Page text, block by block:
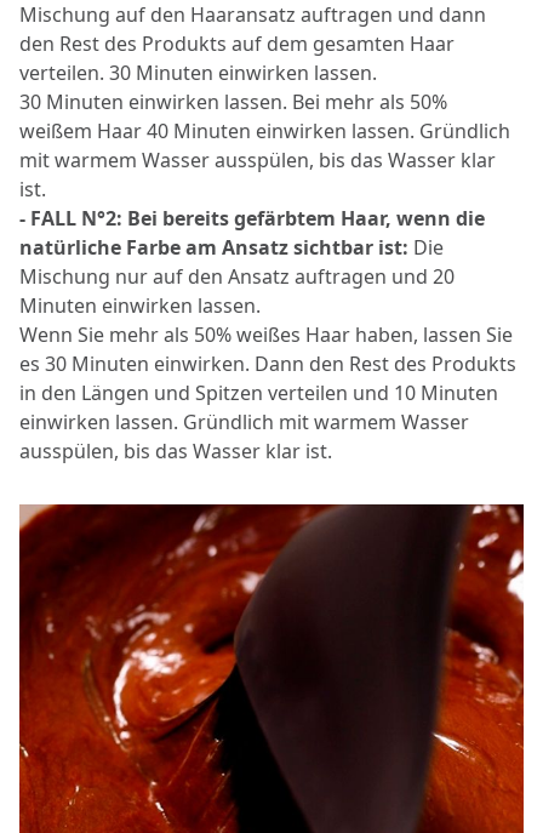
Mischung auf den Haaransatz auftragen und dann
den Rest des Produkts auf dem gesamten Haar
verteilen. 30 Minuten einwirken lassen.
30 Minuten einwirken lassen. Bei mehr als 50%
weißem Haar 40 Minuten einwirken lassen. Gründlich
mit warmem Wasser ausspülen, bis das Wasser klar
ist.
- FALL N°2: Bei bereits gefärbtem Haar, wenn die
natürliche Farbe am Ansatz sichtbar ist: Die
Mischung nur auf den Ansatz auftragen und 20
Minuten einwirken lassen.
Wenn Sie mehr als 50% weißes Haar haben, lassen Sie
es 30 Minuten einwirken. Dann den Rest des Produkts
in den Längen und Spitzen verteilen und 10 Minuten
einwirken lassen. Gründlich mit warmem Wasser
ausspülen, bis das Wasser klar ist.